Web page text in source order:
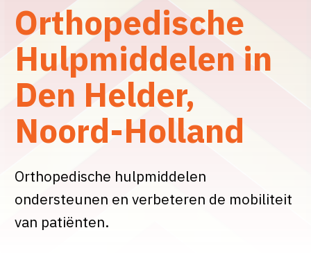
Orthopedische
Hulpmiddelen in
Den Helder,
Noord-Holland
Orthopedische hulpmiddelen
ondersteunen en verbeteren de mobiliteit
van patiënten.